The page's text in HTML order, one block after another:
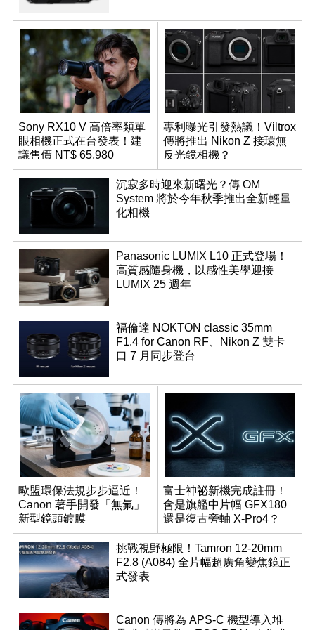
Sony RX10 V 高倍率類單
眼相機正式在台發表！建
議售價 NT$ 65,980
專利曝光引發熱議！Viltrox
傳將推出 Nikon Z 接環無
反光鏡相機？
沉寂多時迎來新曙光？傳 OM
System 將於今年秋季推出全新輕量
化相機
Panasonic LUMIX L10 正式登場！
高質感隨身機，以感性美學迎接
LUMIX 25 週年
福倫達 NOKTON classic 35mm
F1.4 for Canon RF、Nikon Z 雙卡
口 7 月同步登台
歐盟環保法規步步逼近！
Canon 著手開發「無氟」
新型鏡頭鍍膜
富士神祕新機完成註冊！
會是旗艦中片幅 GFX180
還是復古旁軸 X-Pro4？
挑戰視野極限！Tamron 12-20mm
F2.8 (A084) 全片幅超廣角變焦鏡正
式發表
Canon 傳將為 APS-C 機型導入堆